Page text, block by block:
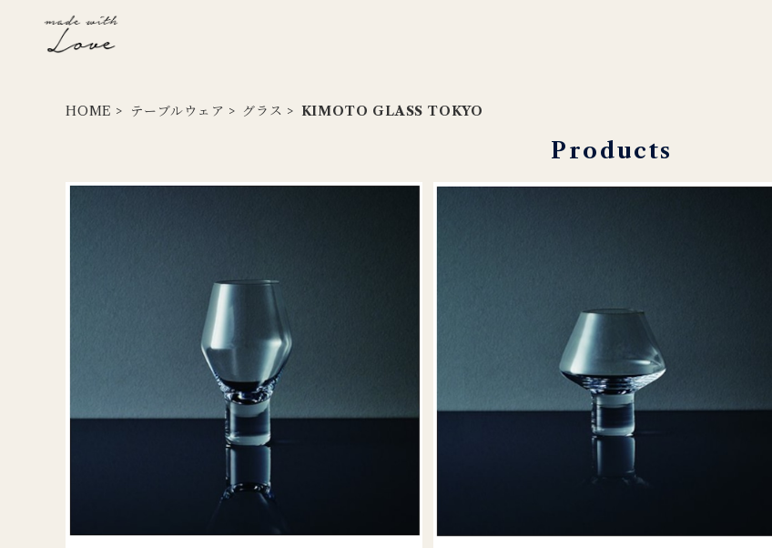
HOME テーブルウェア グラス KIMOTO GLASS TOKYO
Products